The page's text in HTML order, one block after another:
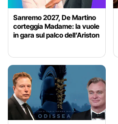
Sanremo 2027, De Martino
corteggia Madame: la vuole
in gara sul palco dell’Ariston